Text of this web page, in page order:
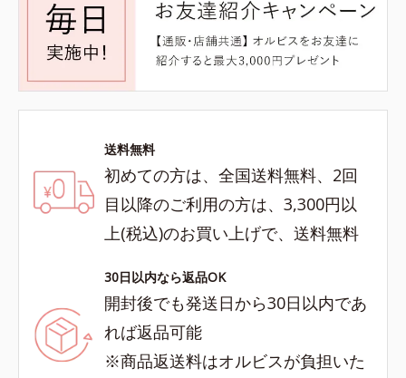
送料無料
初めての方は、全国送料無料、2回
目以降のご利用の方は、3,300円以
上(税込)のお買い上げで、送料無料
30日以内なら返品OK
開封後でも発送日から30日以内であ
れば返品可能
※商品返送料はオルビスが負担いた